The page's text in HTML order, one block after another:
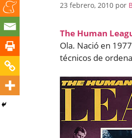
23 febrero, 2010 por
The Human
Ola. Nació en
técnicos de